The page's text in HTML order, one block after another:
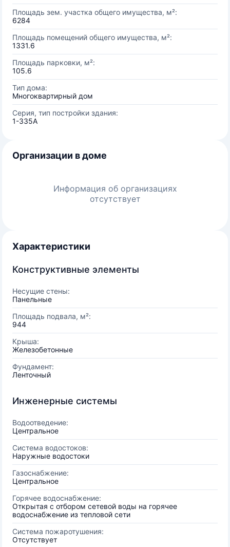
Площадь зем. участка общего имущества, м²:
6284
Площадь помещений общего имущества, м²:
1331.6
Площадь парковки, м²:
105.6
Тип дома:
Многоквартирный дом
Серия, тип постройки здания:
1-335А
Организации в доме
Информация об организациях
отсутствует
Характеристики
Конструктивные элементы
Несущие стены:
Панельные
Площадь подвала, м²:
944
Крыша:
Железобетонные
Фундамент:
Ленточный
Инженерные системы
Водоотведение:
Центральное
Система водостоков:
Наружные водостоки
Газоснабжение:
Центральное
Горячее водоснабжение:
Открытая с отбором сетевой воды на горячее
водоснабжение из тепловой сети
Система пожаротушения:
Отсутствует